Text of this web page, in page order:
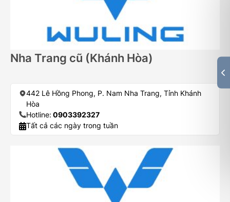
Nha Trang cũ (Khánh Hòa)
442 Lê Hồng Phong, P. Nam Nha Trang, Tỉnh Khánh
Hòa
Hotline: 0903392327
Tất cả các ngày trong tuần